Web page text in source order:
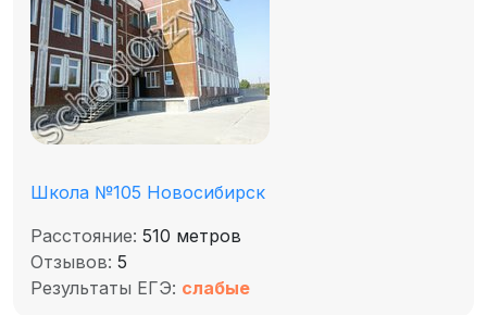
Школа №105 Новосибирск
Расстояние: 510 метров
Отзывов: 5
Результаты ЕГЭ: слабые